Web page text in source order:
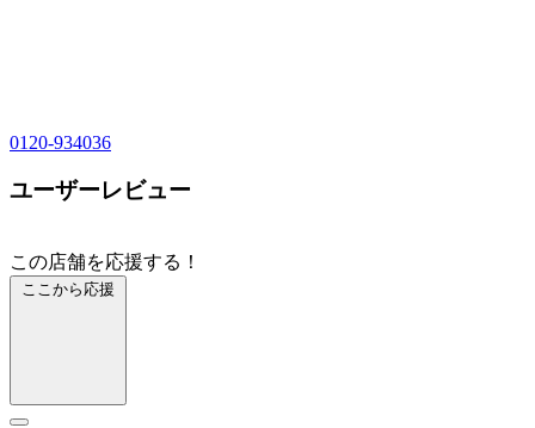
0120-934036
ユーザーレビュー
この店舗を応援する！
ここから応援